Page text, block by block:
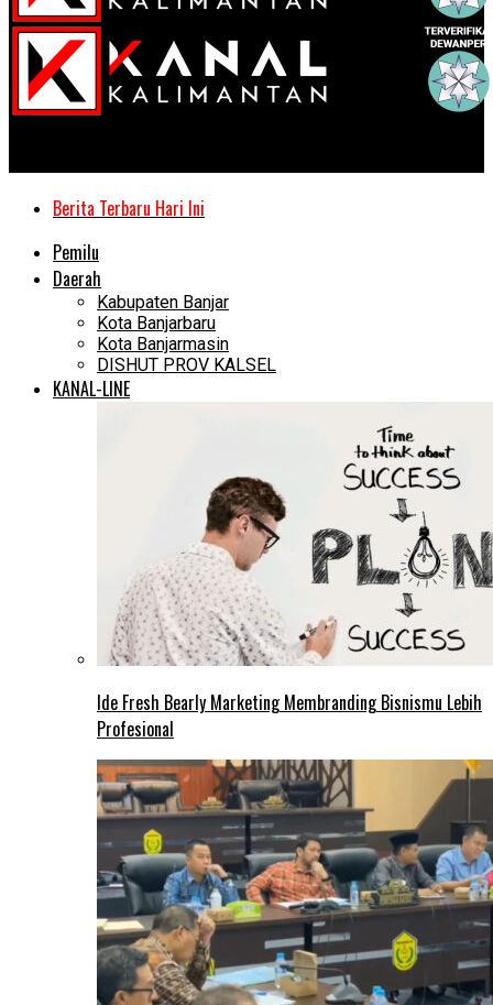
Berita Terbaru Hari Ini
Pemilu
Daerah
Kabupaten Banjar
Kota Banjarbaru
Kota Banjarmasin
DISHUT PROV KALSEL
KANAL-LINE
Ide Fresh Bearly Marketing Membranding Bisnismu Lebih
Profesional